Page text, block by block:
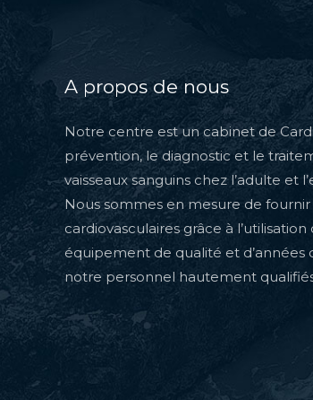
A propos de nous
Notre centre est un cabinet de
prévention, le diagnostic et le
vaisseaux sanguins chez l’adulte et
Nous sommes en mesure de
cardiovasculaires grâce à
équipement de qualité et
notre personnel hautement